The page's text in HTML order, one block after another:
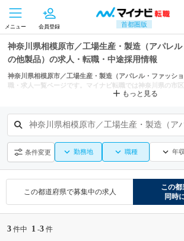
首都圏版
メニュー 会員登録
神奈川県相模原市／工場生産・製造（アパレ
の他製品）の求人・転職・中途採用情報
神奈川県相模原市／工場生産・製造（アパレル・ファッシ
職・求人一覧ページです。マイナビ転職では神奈川県の市
もっと見る
条件変更 勤務地 職種 年収
この都道府県で募集中の求人
この
同時
3 件中 1 -3 件